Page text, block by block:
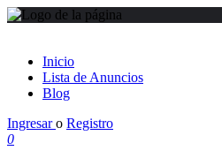
Inicio
Lista de Anuncios
Blog
Ingresaro Registro
0